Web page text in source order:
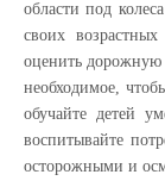
области под
своих
оценить дорожную
необходимое,
обучайте детей
воспитывайте
осторожными и